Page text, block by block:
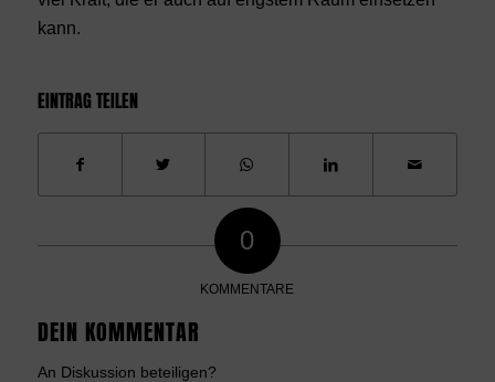
kann.
EINTRAG TEILEN
0
KOMMENTARE
DEIN KOMMENTAR
An Diskussion beteiligen?